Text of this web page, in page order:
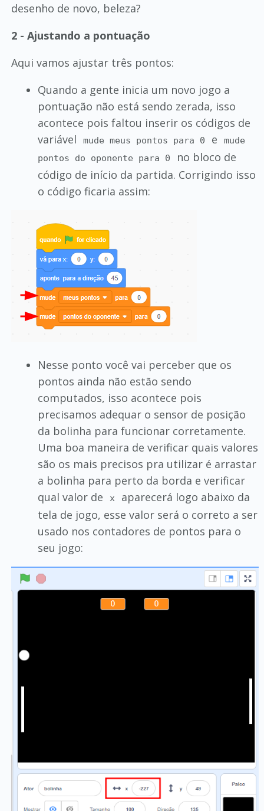
desenho de novo, beleza?
2 - Ajustando a pontuação
Aqui vamos ajustar três pontos:
Quando a gente inicia um novo jogo a
pontuação não está sendo zerada, isso
acontece pois faltou inserir os códigos de
variável
mude meus pontos para 0 e
mude
pontos do oponente para 0
no bloco de
código de início da partida. Corrigindo isso
o código ficaria assim:
Nesse ponto você vai perceber que os
pontos ainda não estão sendo
computados, isso acontece pois
precisamos adequar o sensor de posição
da bolinha para funcionar corretamente.
Uma boa maneira de verificar quais valores
são os mais precisos pra utilizar é arrastar
a bolinha para perto da borda e verificar
qual valor de
x
aparecerá logo abaixo da
tela de jogo, esse valor será o correto a ser
usado nos contadores de pontos para o
seu jogo: